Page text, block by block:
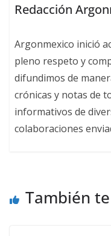
Redacción
Argonmexico inició
pleno respeto y
difundimos de
crónicas y notas de
informativos de
colaboraciones
También